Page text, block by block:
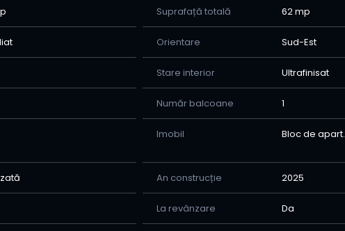
Suprafață totală 62 mp
Orientare Sud-Est
Stare interior Ultrafinisat
Număr balcoane 1
Imobil Bloc de apart.
An construcție 2025
La revânzare Da